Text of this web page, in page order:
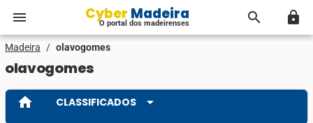
menu Cyber Madeira
O portal dos madeirenses search lock
Madeira / olavogomes
olavogomes
home CLASSIFICADOS arrow_drop_down